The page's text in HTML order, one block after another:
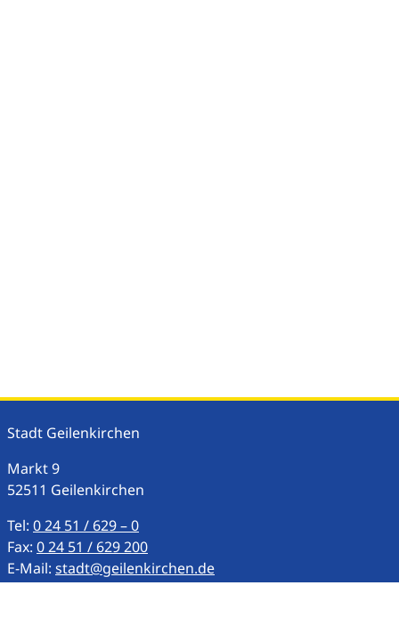
Stadt Geilenkirchen
Markt9
52511 Geilenkirchen
Tel: 0 24 51 / 629 – 0
Fax: 0 24 51 / 629 200
E-Mail: stadt@geilenkirchen.de